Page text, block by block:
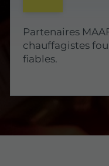
Partenaires
chauffagistes
fiables.